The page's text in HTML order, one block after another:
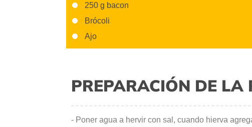
250 g bacon
Brócoli
Ajo
PREPARACIÓN DE LA
- Poner agua a hervir con sal, cuando hierva